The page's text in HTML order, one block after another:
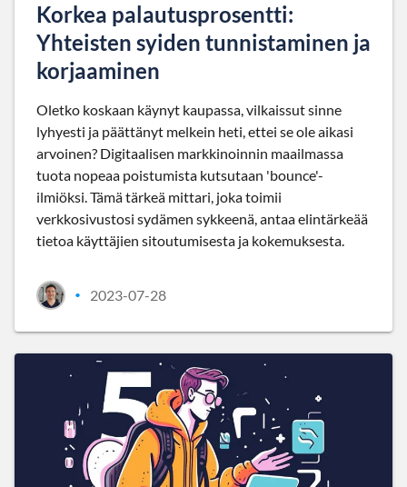
Korkea palautusprosentti:
Yhteisten syiden tunnistaminen ja
korjaaminen
Oletko koskaan käynyt kaupassa, vilkaissut sinne
lyhyesti ja päättänyt melkein heti, ettei se ole aikasi
arvoinen? Digitaalisen markkinoinnin maailmassa
tuota nopeaa poistumista kutsutaan 'bounce'-
ilmiöksi. Tämä tärkeä mittari, joka toimii
verkkosivustosi sydämen sykkeenä, antaa elintärkeää
tietoa käyttäjien sitoutumisesta ja kokemuksesta.
• 2023-07-28